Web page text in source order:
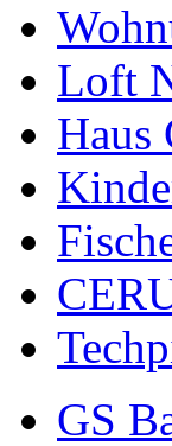
Loft
Haus
GS